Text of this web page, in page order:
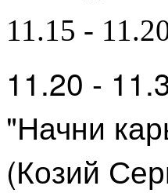
11.15 -
11.20 -
"Начни
(Козий